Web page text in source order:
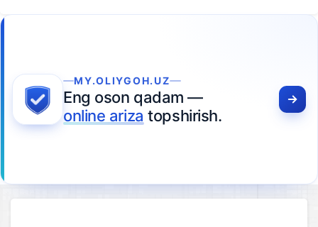
MY.OLIYGOH.UZ
Eng oson qadam —
online ariza topshirish.